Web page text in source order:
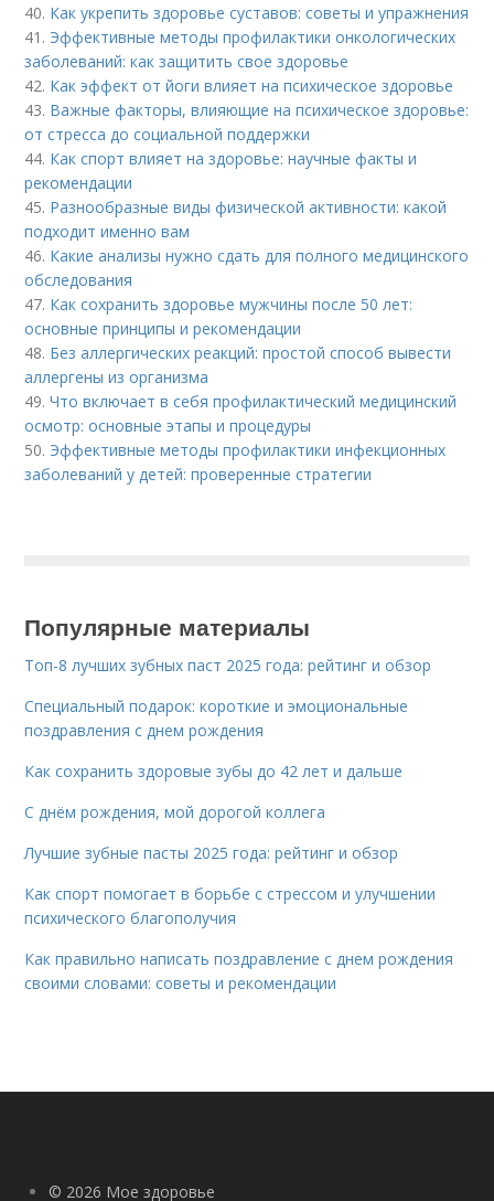
40. Как укрепить здоровье суставов: советы и упражнения
41. Эффективные методы профилактики онкологических
заболеваний: как защитить свое здоровье
42. Как эффект от йоги влияет на психическое здоровье
43. Важные факторы, влияющие на психическое здоровье:
от стресса до социальной поддержки
44. Как спорт влияет на здоровье: научные факты и
рекомендации
45. Разнообразные виды физической активности: какой
подходит именно вам
46. Какие анализы нужно сдать для полного медицинского
обследования
47. Как сохранить здоровье мужчины после 50 лет:
основные принципы и рекомендации
48. Без аллергических реакций: простой способ вывести
аллергены из организма
49.Что включает в себя профилактический медицинский
осмотр: основные этапы и процедуры
50. Эффективные методы профилактики инфекционных
заболеваний у детей: проверенные стратегии
Популярные материалы
Топ-8 лучших зубных паст 2025 года: рейтинг и обзор
Специальный подарок: короткие и эмоциональные
поздравления с днем рождения
Как сохранить здоровые зубы до 42 лет и дальше
С днём рождения, мой дорогой коллега
Лучшие зубные пасты 2025 года: рейтинг и обзор
Как спорт помогает в борьбе с стрессом и улучшении
психического благополучия
Как правильно написать поздравление с днем рождения
своими словами: советы и рекомендации
© 2026 Мое здоровье